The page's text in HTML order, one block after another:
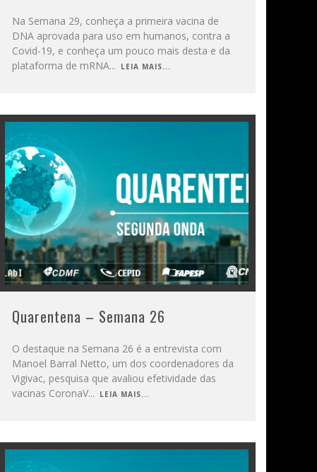
Na Semana 29, conheça a primeira vacina de
DNA aprovada para uso em humanos, contra a
Covid-19, e conheça um pouco mais desta e da
plataforma de mRNA... LEIA MAIS...
Quarentena – Semana 26
O destaque na Semana 26 é a entrevista com
Manoel Barral Netto, um dos coordenadores da
Vigivac, pesquisa que avaliou efetividade das
vacinas CoronaV... LEIA MAIS...